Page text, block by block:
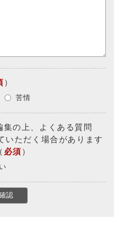
）
苦情
の上、よくある質問
いただく場合があります
必須 ）